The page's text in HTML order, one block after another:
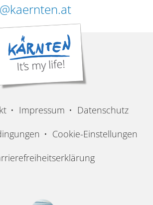
Impressum
Datenschutz
Cookie-Einstellungen